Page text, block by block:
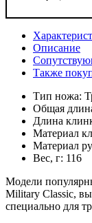
Описание
Также
Тип ножа:
Общая
Длина
Материал
Материал
Вес, г: 116
Модели
Military Classic,
специально для